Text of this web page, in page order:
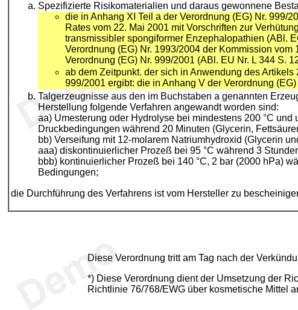
Spezifizierte Risikomaterialien und daraus gewonnene
die in Anhang XI Teil a der Verordnung (EG) Nr. 999/
Rates vom 22. Mai 2001 mit Vorschriften zur
transmissibler spongiformer Enzephalopathien (ABl.
Verordnung (EG) Nr. 1993/2004 der Kommission
Verordnung (EG) Nr. 999/2001 (ABl. EU Nr. L 344 S.
ab dem Zeitpunkt. der sich in Anwendung des Artikels
999/2001 ergibt: die in Anhang V der Verordnung
Talgerzeugnisse aus den im Buchstaben a genannten
Herstellung folgende Verfahren angewandt worden sind:
aa) Umesterung oder Hydrolyse bei mindestens 200 °C und
Druckbedingungen während 20 Minuten (Glycerin,
bb) Verseifung mit 12-molarem Natriumhydroxid (Glycerin
aaa) diskontinuierlicher Prozeß bei 95 °C während 3
bbb) kontinuierlicher Prozeß bei 140 °C, 2 bar (2000 hPa)
Bedingungen;
die Durchführung des Verfahrens ist vom Hersteller zu
Diese Verordnung tritt am Tag nach der
*) Diese Verordnung dient der Umsetzung der
Richtlinie 76/768/EWG über kosmetische Mittel